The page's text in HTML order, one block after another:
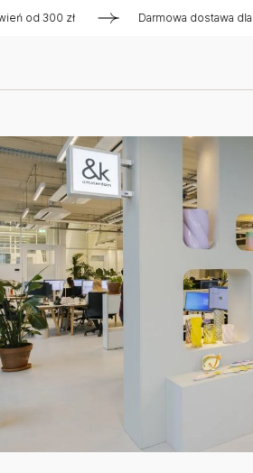
300 zł Darmowa dostawa dla